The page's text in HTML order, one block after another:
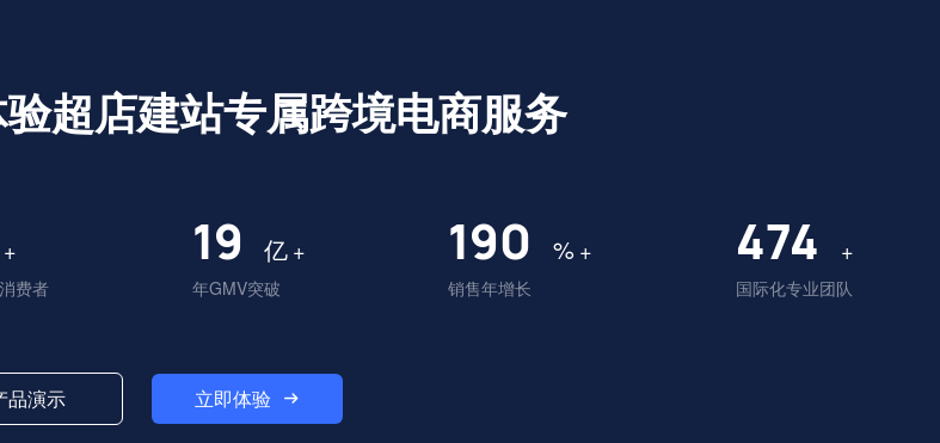
超店建站专属跨境电商服务
+
费者
20 亿 +
年GMV突破
196 % +
销售年增长
490 +
国际化专业团队
品演示 立即体验